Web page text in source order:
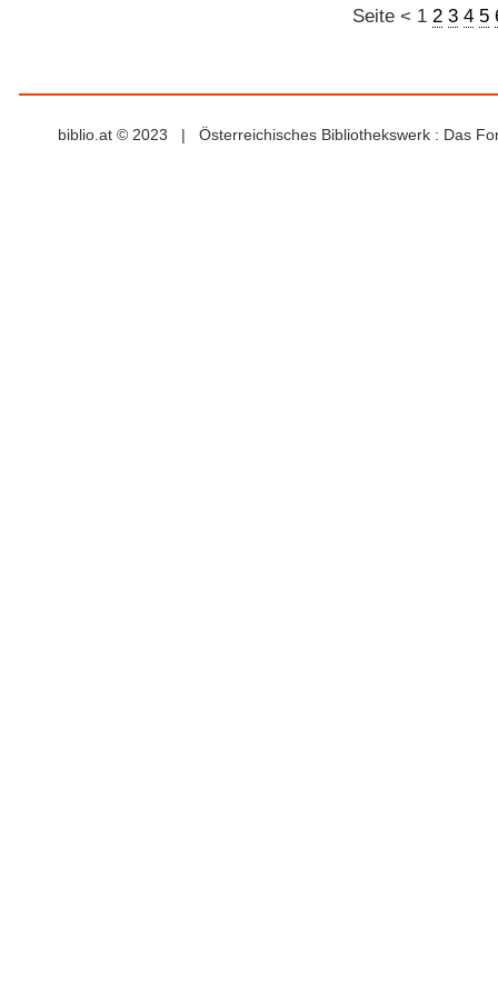
Seite < 1 2 3 4 5
biblio.at © 2023 | Österreichisches Bibliothekswerk : Das